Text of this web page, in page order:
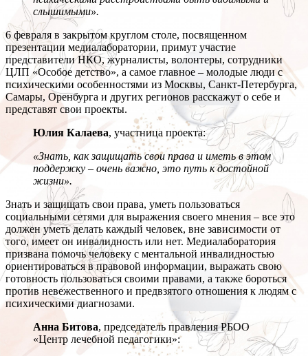
слышимыми».
6 февраля в закрытом круглом столе, посвященном
презентации медиалаборатории, примут участие
представители НКО, журналисты, волонтеры, сотрудники
ЦЛП «Особое детство», а самое главное – молодые люди с
психическими особенностями из Москвы, Санкт-Петербурга,
Самары, Оренбурга и других регионов расскажут о себе и
представят свои проекты.
Юлия Калаева, участница проекта:
«Знать, как защищать свои права и иметь в этом
поддержку – очень важно, это путь к достойной
жизни».
Знать и защищать свои права, уметь пользоваться
социальными сетями для выражения своего мнения – все это
должен уметь делать каждый человек, вне зависимости от
того, имеет он инвалидность или нет. Медиалаборатория
призвана помочь человеку с ментальной инвалидностью
ориентироваться в правовой информации, выражать свою
готовность пользоваться своими правами, а также бороться
против невежественного и предвзятого отношения к людям с
психическими диагнозами.
Анна Битова, председатель правления РБОО
«Центр лечебной педагогики»: